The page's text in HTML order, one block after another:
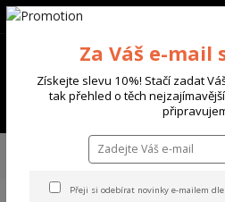
+420 702 136 620
MIKINY
Yakuza
Allover Acid Hoodie
Za Váš e-mail
Získejte slevu 10%! Stačí zadat
tak přehled o těch
Přeji si odebírat novinky e-mailem dle